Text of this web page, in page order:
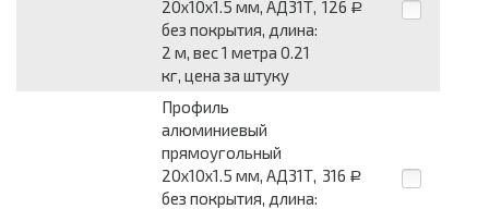
20x10x1.5 мм, АД31Т,
без покрытия, длина:
2 м, вес 1 метра 0.21
кг, цена за штуку
126 Р
Профиль
алюминиевый
прямоугольный
20x10x1.5 мм, АД31Т,
без покрытия, длина:
316 Р